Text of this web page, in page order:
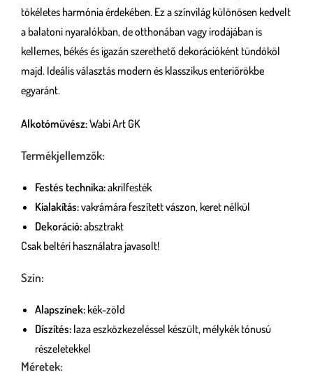
tökéletes harmónia érdekében. Ez a színvilág különösen kedvelt
a balatoni nyaralókban, de otthonában vagy irodájában is
kellemes, békés és igazán szerethető dekorációként tündököl
majd. Ideális választás modern és klasszikus enteriőrökbe
egyaránt.
Alkotóművész:Wabi Art GK
Termékjellemzők:
Festés technika:akrilfesték
Kialakítás:vakrámára feszített vászon, keret nélkül
Dekoráció:absztrakt
Csak beltéri használatra javasolt!
Szín:
Alapszínek: kék-zöld
Díszítés: laza eszközkezeléssel készült, mélykék tónusú
részeletekkel
Méretek: